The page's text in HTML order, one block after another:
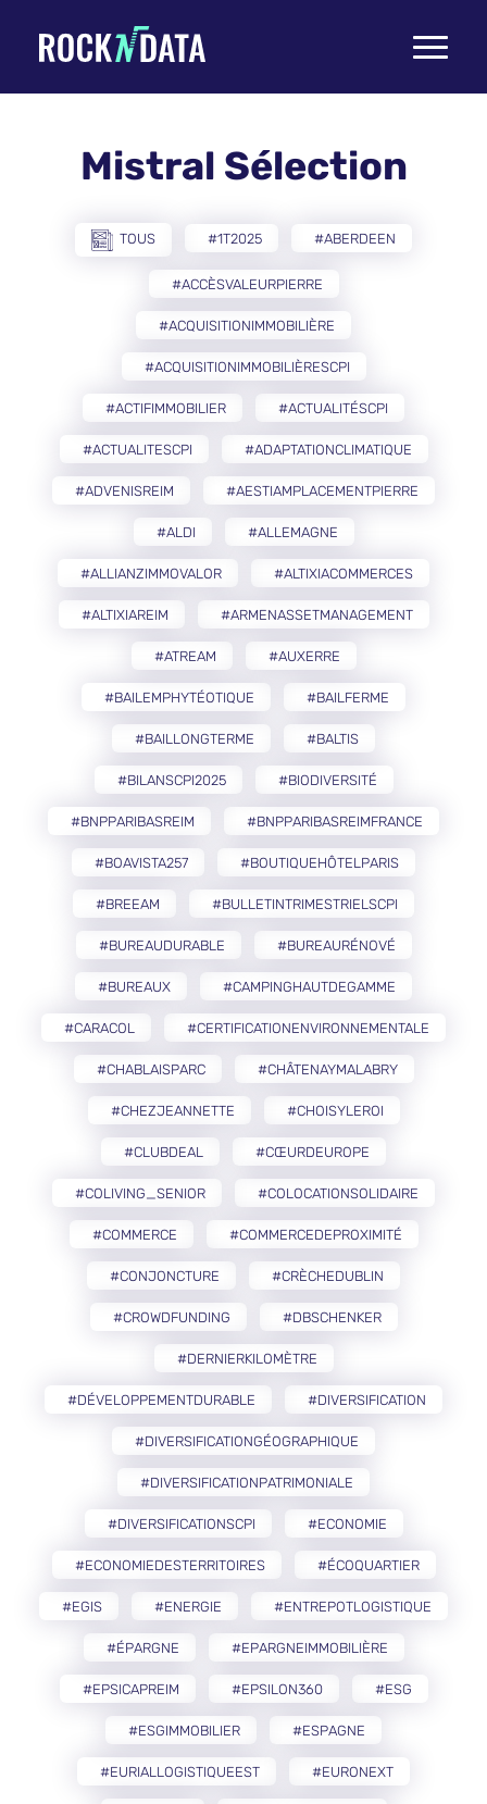
Toggle
Mistral Sélection
TOUS #1T2025 #ABERDEEN
#ACCÈSVALEURPIERRE
#ACQUISITIONIMMOBILIÈRE
#ACQUISITIONIMMOBILIÈRESCPI
#ACTIFIMMOBILIER #ACTUALITÉSCPI
#ACTUALITESCPI #ADAPTATIONCLIMATIQUE
#ADVENISREIM #AESTIAMPLACEMENTPIERRE
#ALDI #ALLEMAGNE
#ALLIANZIMMOVALOR #ALTIXIACOMMERCES
#ALTIXIAREIM #ARMENASSETMANAGEMENT
#ATREAM #AUXERRE
#BAILEMPHYTÉOTIQUE #BAILFERME
#BAILLONGTERME #BALTIS
#BILANSCPI2025 #BIODIVERSITÉ
#BNPPARIBASREIM #BNPPARIBASREIMFRANCE
#BOAVISTA257 #BOUTIQUEHÔTELPARIS
#BREEAM #BULLETINTRIMESTRIELSCPI
#BUREAUDURABLE #BUREAURÉNOVÉ
#BUREAUX #CAMPINGHAUTDEGAMME
#CARACOL #CERTIFICATIONENVIRONNEMENTALE
#CHABLAISPARC #CHÂTENAYMALABRY
#CHEZJEANNETTE #CHOISYLEROI
#CLUBDEAL #CŒURDEUROPE
#COLIVING_SENIOR #COLOCATIONSOLIDAIRE
#COMMERCE #COMMERCEDEPROXIMITÉ
#CONJONCTURE #CRÈCHEDUBLIN
#CROWDFUNDING #DBSCHENKER
#DERNIERKILOMÈTRE
#DÉVELOPPEMENTDURABLE #DIVERSIFICATION
#DIVERSIFICATIONGÉOGRAPHIQUE
#DIVERSIFICATIONPATRIMONIALE
#DIVERSIFICATIONSCPI #ECONOMIE
#ECONOMIEDESTERRITOIRES #ÉCOQUARTIER
#EGIS #ENERGIE #ENTREPOTLOGISTIQUE
#ÉPARGNE #EPARGNEIMMOBILIÈRE
#EPSICAPREIM #EPSILON360 #ESG
#ESGIMMOBILIER #ESPAGNE
#EURIALLOGISTIQUEEST #EURONEXT